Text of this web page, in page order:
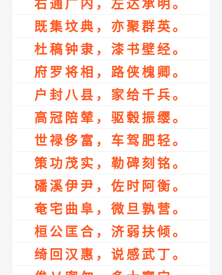
既集坟典，亦聚群英。
杜稿钟隶，漆书壁经。
府罗将相，路侠槐卿。
户封八县，家给千兵。
高冠陪辇，驱毂振缨。
世禄侈富，车驾肥轻。
策功茂实，勒碑刻铭。
磻溪伊尹，佐时阿衡。
奄宅曲阜，微旦孰营。
桓公匡合，济弱扶倾。
绮回汉惠，说感武丁。